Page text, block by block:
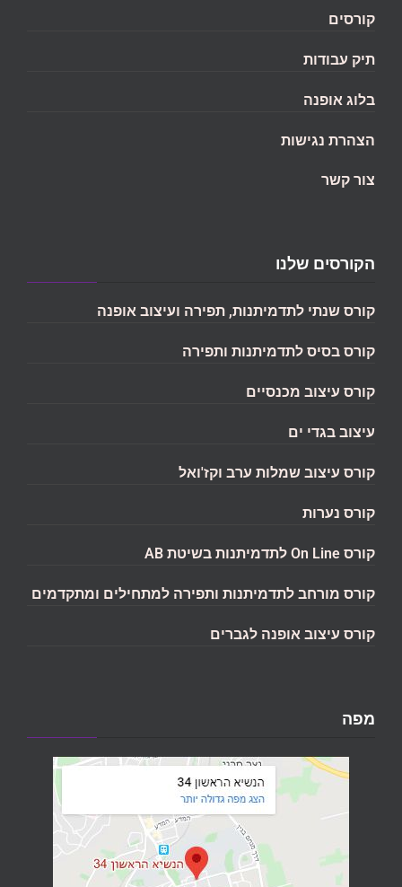
קורסים
תיק עבודות
בלוג אופנה
הצהרת נגישות
צור קשר
הקורסים שלנו
קורס שנתי לתדמיתנות, תפירה ועיצוב אופנה
קורס בסיס לתדמיתנות ותפירה
קורס עיצוב מכנסיים
עיצוב בגדי ים
קורס עיצוב שמלות ערב וקז'ואל
קורס נערות
קורס On Line לתדמיתנות בשיטת AB
קורס מורחב לתדמיתנות ותפירה למתחילים ומתקדמים
קורס עיצוב אופנה לגברים
מפה